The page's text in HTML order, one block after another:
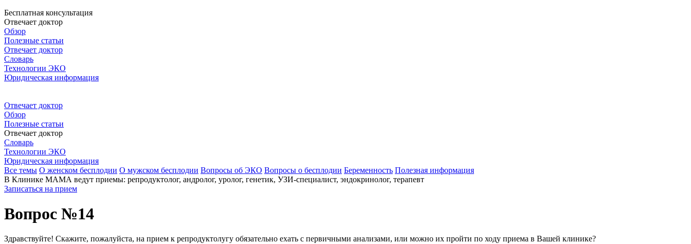
Бесплатная консультация
Отвечает доктор
Обзор
Полезные статьи
Отвечает доктор
Словарь
Технологии ЭКО
Юридическая информация
Отвечает доктор
Обзор
Полезные статьи
Отвечает доктор
Словарь
Технологии ЭКО
Юридическая информация
Все темы О женском бесплодии О мужском бесплодии Вопросы об ЭКО Вопросы о бесплодии Беременность Полезная информация
В Клинике МАМА ведут приемы: репродуктолог, андролог, уролог, генетик, УЗИ-специалист, эндокринолог, терапевт
Записаться на прием
Вопрос №14
Здравствуйте! Скажите, пожалуйста, на прием к репродуктолугу обязательно ехать с первичными анализами, или можно их пройти по ходу приема в Вашей клинике?